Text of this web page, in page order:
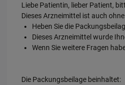
Liebe Patientin, lieber Patient,
Dieses Arzneimittel ist auch
Heben Sie die
Dieses Arzneimittel wurde
Wenn Sie weitere Fragen
Die Packungsbeilage beinhaltet: